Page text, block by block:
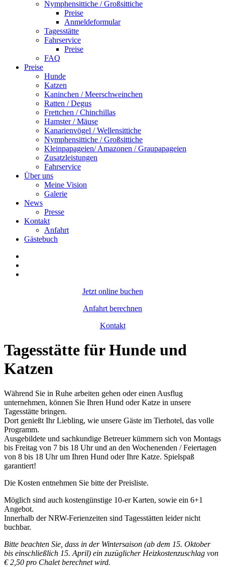
Nymphensittiche / Großsittiche
Preise
Anmeldeformular
Tagesstätte
Fahrservice
Preise
FAQ
Preise
Hunde
Katzen
Kaninchen / Meerschweinchen
Ratten / Degus
Frettchen / Chinchillas
Hamster / Mäuse
Kanarienvögel / Wellensittiche
Nymphensittiche / Großsittiche
Kleinpapageien/ Amazonen / Graupapageien
Zusatzleistungen
Fahrservice
Über uns
Meine Vision
Galerie
News
Presse
Kontakt
Anfahrt
Gästebuch
Jetzt online buchen
Anfahrt berechnen
Kontakt
Tagesstätte für Hunde und
Katzen
Während Sie in Ruhe arbeiten gehen oder einen Ausflug
unternehmen, können Sie Ihren Hund oder Katze in unsere
Tagesstätte bringen.
Dort genießt Ihr Liebling, wie unsere Gäste im Tierhotel, das volle
Programm.
Ausgebildete und sachkundige Betreuer kümmern sich von Montags
bis Freitag von 7 bis 18 Uhr und an den Wochenenden / Feiertagen
von 8 bis 18 Uhr um Ihren Hund oder Ihre Katze. Spielspaß
garantiert!
Die Kosten entnehmen Sie bitte der Preisliste.
Möglich sind auch kostengünstige 10-er Karten, sowie ein 6+1
Angebot.
Innerhalb der NRW-Ferienzeiten sind Tagesstätten leider nicht
buchbar.
Bitte beachten Sie, dass in der Wintersaison (ab dem 15. Oktober
bis einschließlich 15. April) ein zuzüglicher Heizkostenzuschlag von
€ 2,50 pro Chalet berechnet wird.